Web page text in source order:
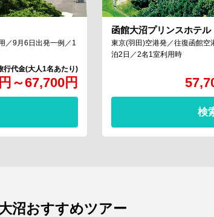
～67,700円
／9月6日出発一例／1
函館大沼プリンスホテル
東京(羽田)空港発／往復函館空
泊2日／2名1室利用時
検
沼おすすめツアー